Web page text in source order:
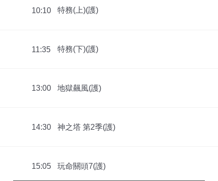
10:10 特務(上)(護)
11:35 特務(下)(護)
13:00 地獄飆風(護)
14:30 神之塔 第2季(護)
15:05 玩命關頭7(護)